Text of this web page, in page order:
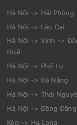
Hà Nội -> Hải Phòng
Hà Nội -> Lào Cai
Hà Nội -> Vinh ->
Huế
Hà Nội -> Phố Lu
Hà Nội -> Đà Nẵng
Hà Nội -> Thái
Hà Nội -> Đồng Đăng
Kép -> Hạ Long